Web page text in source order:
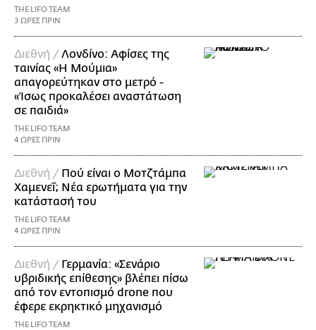
THE LIFO TEAM
3 ΩΡΕΣ ΠΡΙΝ
Διεθνή /Λονδίνο: Αφίσες της
ταινίας «Η Μούμια»
απαγορεύτηκαν στο μετρό -
«Ίσως προκαλέσει αναστάτωση
σε παιδιά»
THE LIFO TEAM
4 ΩΡΕΣ ΠΡΙΝ
Διεθνή / Πού είναι ο Μοτζτάμπα
Χαμενεΐ; Νέα ερωτήματα για την
κατάστασή του
THE LIFO TEAM
4 ΩΡΕΣ ΠΡΙΝ
Διεθνή / Γερμανία: «Σενάριο
υβριδικής επίθεσης» βλέπει πίσω
από τον εντοπισμό drone που
έφερε εκρηκτικό μηχανισμό
THE LIFO TEAM